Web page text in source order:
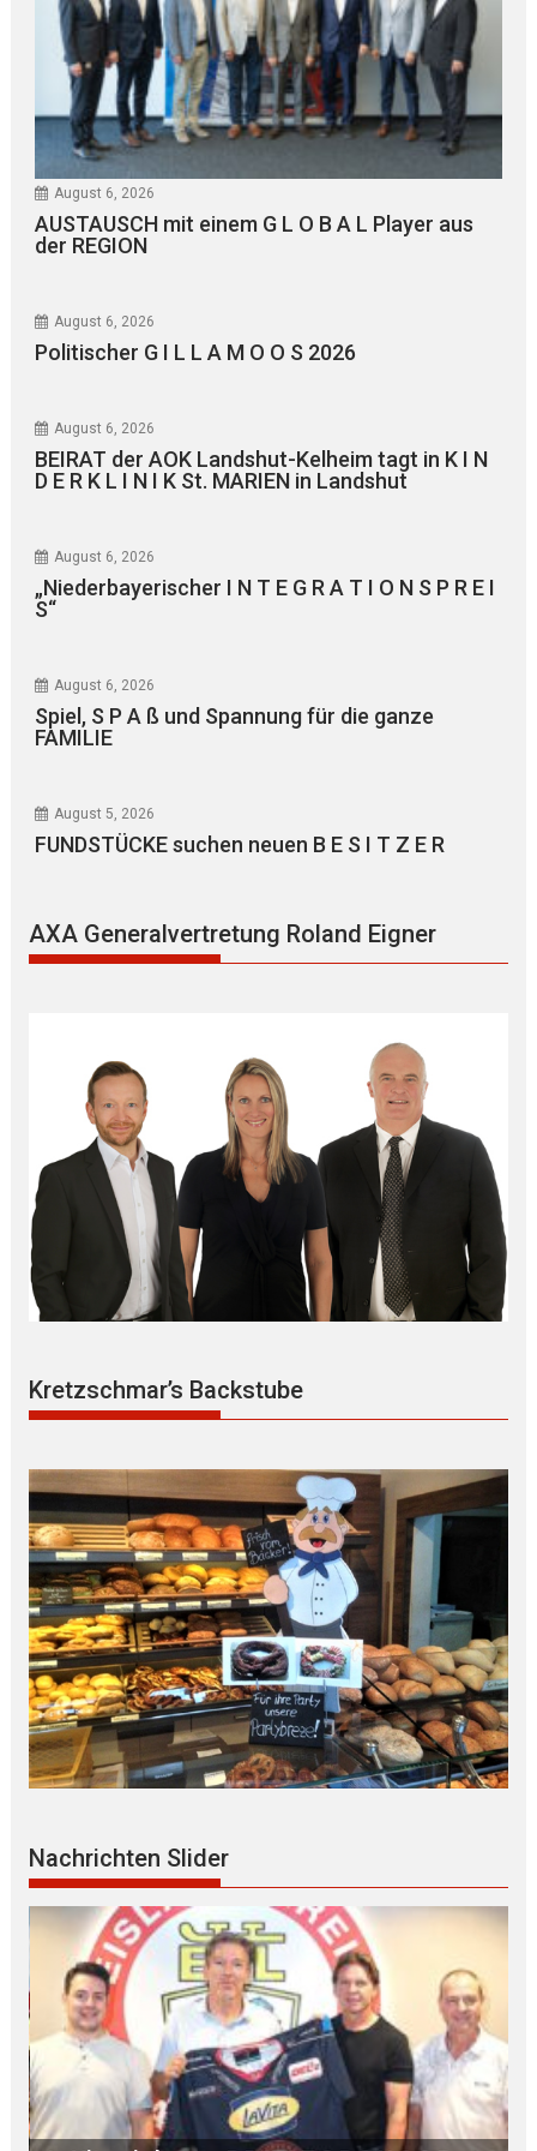
August 6, 2026
AUSTAUSCH mit einem G L O B A L Player aus
der REGION
August 6, 2026
Politischer G I L L A M O O S 2026
August 6, 2026
BEIRAT der AOK Landshut-Kelheim tagt in K I N
D E R K L I N I K St. MARIEN in Landshut
August 6, 2026
„Niederbayerischer I N T E G R A T I O N S P R E I
S“
August 6, 2026
Spiel, S P A ß und Spannung für die ganze
FAMILIE
August 5, 2026
FUNDSTÜCKE suchen neuen B E S I T Z E R
AXA Generalvertretung Roland Eigner
Kretzschmar’s Backstube
Nachrichten Slider
MdB Oßner: E L E K T R I F I Z I E R U N G der